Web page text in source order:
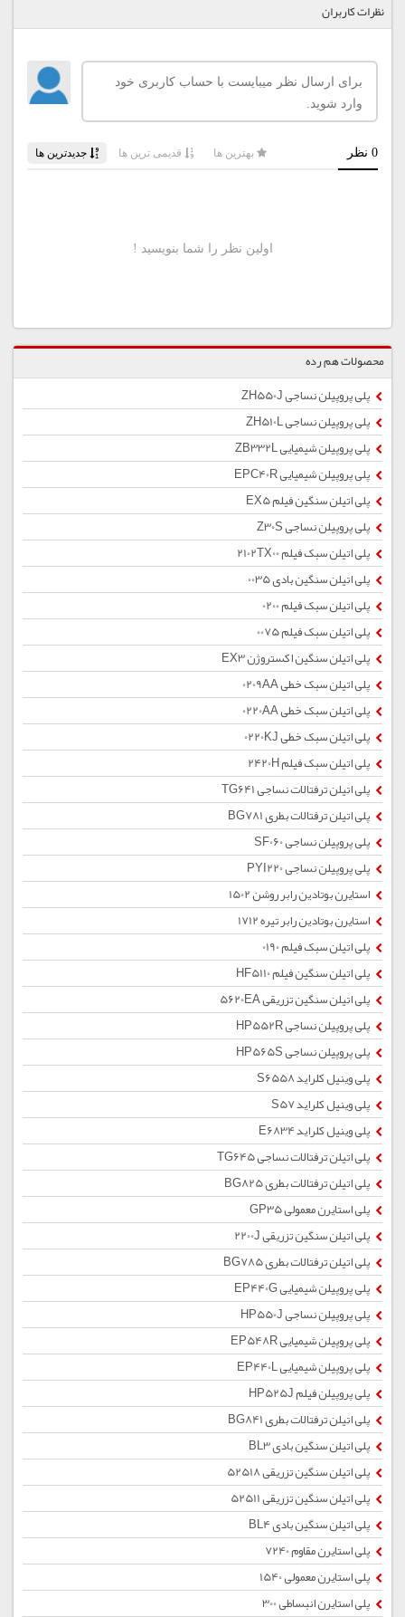
نظرات کاربران
محصولات هم رده
پلی پروپیلن نساجی ZH550J
پلی پروپیلن نساجی ZH510L
پلی پروپیلن شیمیایی ZB332L
پلی پروپیلن شیمیایی EPC40R
پلی اتیلن سنگین فیلم EX5
پلی پروپیلن نساجی Z30S
پلی اتیلن سبک فیلم 2102TX00
پلی اتیلن سنگین بادی 0035
پلی اتیلن سبک فیلم 0200
پلی اتیلن سبک فیلم 0075
پلی اتیلن سنگین اکستروژن EX3
پلی اتیلن سبک خطی 0209AA
پلی اتیلن سبک خطی 0220AA
پلی اتیلن سبک خطی 0220KJ
پلی اتیلن سبک فیلم 2420H
پلی اتیلن ترفتالات نساجی TG641
پلی اتیلن ترفتالات بطری BG781
پلی پروپیلن نساجی SF060
پلی پروپیلن نساجی PYI220
استایرن بوتادین رابر روشن 1502
استایرن بوتادین رابر تیره 1712
پلی اتیلن سبک فیلم 0190
پلی اتیلن سنگین فیلم HF5110
پلی اتیلن سنگین تزریقی 5620EA
پلی پروپیلن نساجی HP552R
پلی پروپیلن نساجی HP565S
پلی وینیل کلراید S6558
پلی وینیل کلراید S57
پلی وینیل کلراید E6834
پلی اتیلن ترفتالات نساجی TG645
پلی اتیلن ترفتالات بطری BG825
پلی استایرن معمولی GP35
پلی اتیلن سنگین تزریقی 2200J
پلی اتیلن ترفتالات بطری BG785
پلی پروپیلن شیمیایی EP440G
پلی پروپیلن نساجی HP550J
پلی پروپیلن شیمیایی EP548R
پلی پروپیلن شیمیایی EP440L
پلی پروپیلن فیلم HP525J
پلی اتیلن ترفتالات بطری BG841
پلی اتیلن سنگین بادی BL3
پلی اتیلن سنگین تزریقی 52518
پلی اتیلن سنگین تزریقی 52511
پلی اتیلن سنگین بادی BL4
پلی استایرن مقاوم 7240
پلی استایرن معمولی 1540
پلی استایرن انبساطی 300